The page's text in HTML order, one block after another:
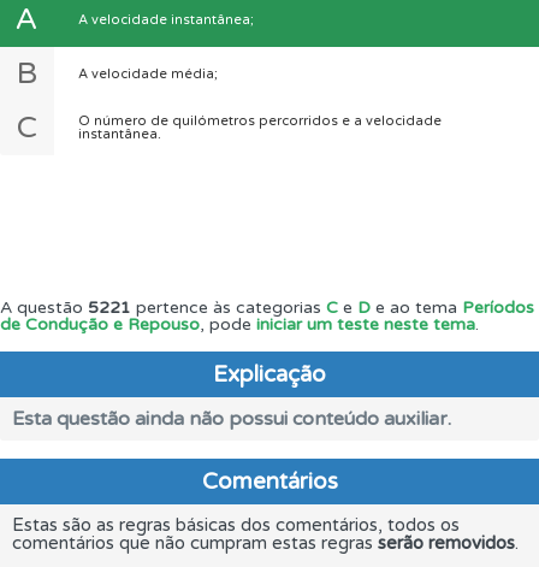
A A velocidade instantânea;
B A velocidade média;
C
O número de quilómetros percorridos e a velocidade
instantânea.
A questão 5221 pertence às categorias C e D e ao tema Períodos
de Condução e Repouso, pode iniciar um teste neste tema.
Explicação
Esta questão ainda não possui conteúdo auxiliar.
Comentários
Estas são as regras básicas dos comentários, todos os
comentários que não cumpram estas regras serão removidos.